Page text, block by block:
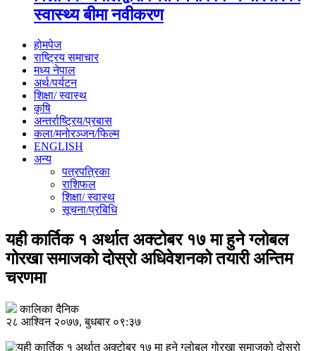
स्वास्थ्य बीमा नवीकरण
होमपेज
राष्ट्रिय समाचार
मध्य नेपाल
अर्थ/पर्यटन
शिक्षा/ स्वास्थ
कृषि
अन्तर्राष्ट्रिय/प्रबास
कला/मनोरञ्जन/फिल्म
ENGLISH
अन्य
पत्रपत्रिका
राशिफल
शिक्षा/ स्वास्थ
सूचना/प्रबिधि
यही कार्तिक १ अर्थात अक्टोबर १७ मा हुने ग्लोबल
गोरखा समाजको दोस्रो अधिवेशनको तयारी अन्तिम
चरणमा
कालिका दैनिक
२८ आश्विन २०७७, बुधबार ०९:३७